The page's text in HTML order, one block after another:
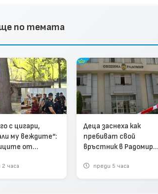
по темата
с цигари,
му веждите“:
от
часа
Деца заснеха как
пребиват свой
връстник в Радомир
преди 5 часа